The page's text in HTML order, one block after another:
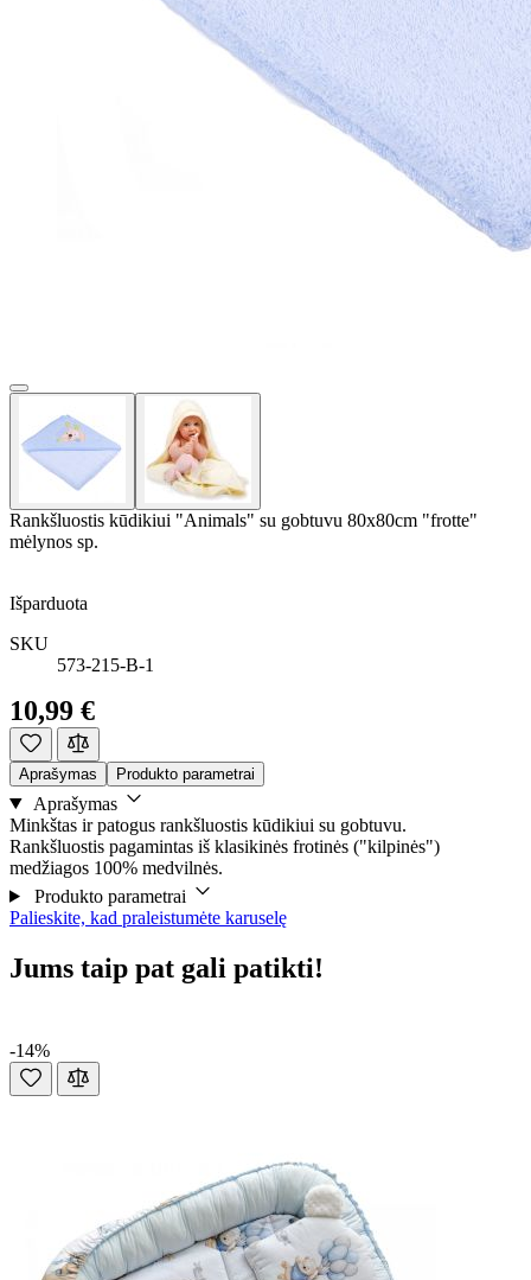
Rankšluostis kūdikiui "Animals" su gobtuvu 80x80cm "frotte"
mėlynos sp.
Išparduota
SKU
573-215-B-1
10,99 €
Aprašymas Produkto parametrai
Aprašymas
Minkštas ir patogus rankšluostis kūdikiui su gobtuvu.
Rankšluostis pagamintas iš klasikinės frotinės ("kilpinės")
medžiagos 100% medvilnės.
Produkto parametrai
Palieskite, kad praleistumėte karuselę
Jums taip pat gali patikti!
-14%